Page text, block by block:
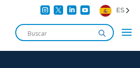
    ES